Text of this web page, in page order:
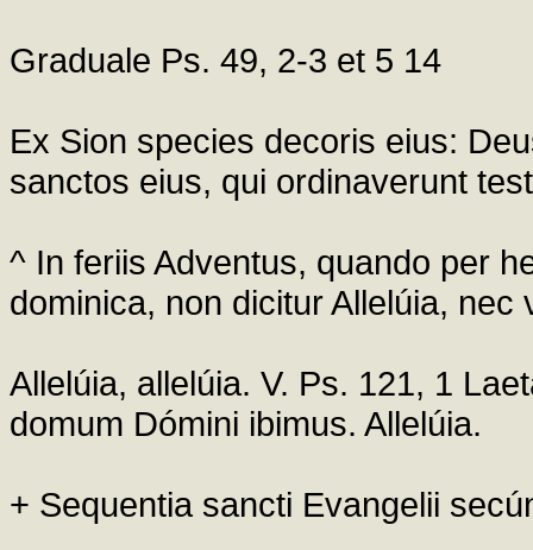
Graduale Ps. 49, 2-3 et 5 14
Ex Sion species decoris eius:
sanctos eius, qui ordinaverunt
^ In feriis Adventus, quando per
dominica, non dicitur Allelúia,
Allelúia, allelúia. V. Ps. 121, 1
domum Dómini ibimus. Allelúia.
+ Sequentia sancti Evangelii